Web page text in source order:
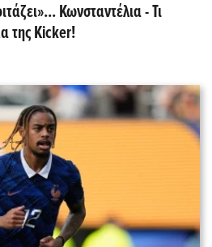
Κωνσταντέλια - Τι
της Kicker!